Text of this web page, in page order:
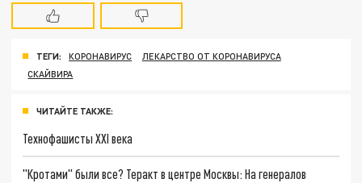
ТЕГИ: КОРОНАВИРУС
ЛЕКАРСТВО ОТ КОРОНАВИРУСА
СКАЙВИРА
ЧИТАЙТЕ ТАКЖЕ:
Технофашисты XXI века
"Кротами" были все? Теракт в центре Москвы: На генералов